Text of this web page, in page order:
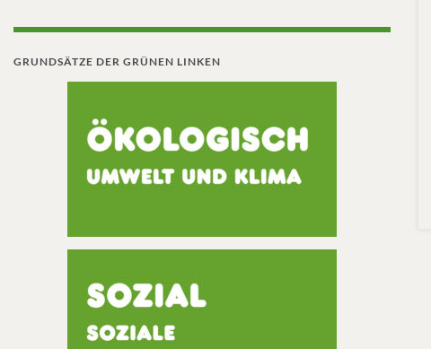
GRUNDSÄTZE DER GRÜNEN LINKEN